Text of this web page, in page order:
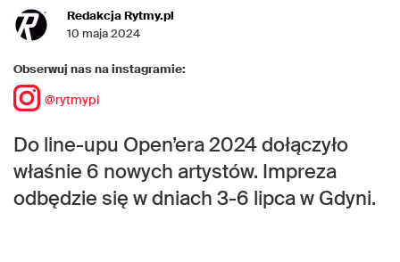
Redakcja Rytmy.pl
10 maja 2024
Obserwuj nas na instagramie:
@rytmypl
Do line-upu Open’era 2024 dołączyło
właśnie 6 nowych artystów. Impreza
odbędzie się w dniach 3-6 lipca w Gdyni.